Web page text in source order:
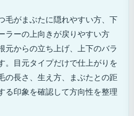
毛がまぶたに隠れやすい方、下
ラーの上向きが戻りやすい方
元からの立ち上げ、上下のバラ
。目元タイプだけで仕上がりを
の長さ、生え方、まぶたとの距
る印象を確認して方向性を整理